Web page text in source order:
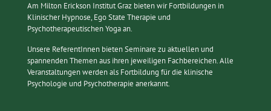
Am Milton Erickson Institut Graz bieten wir Fortbildungen in
Klinischer Hypnose, Ego State Therapie und
Psychotherapeutischen Yoga an.
Unsere ReferentInnen bieten Seminare zu aktuellen und
spannenden Themen aus ihren jeweiligen Fachbereichen. Alle
Veranstaltungen werden als Fortbildung für die klinische
Psychologie und Psychotherapie anerkannt.